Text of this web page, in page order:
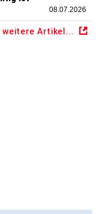
08.07.2026
weitere Artikel...